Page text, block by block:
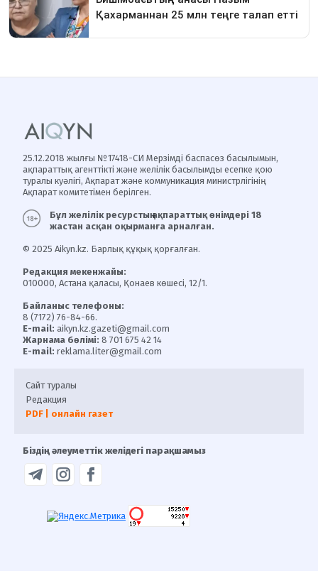
25.12.2018 жылғы №17418-СИ Мерзімді баспасөз басылымын,
ақпараттық агенттікті және желілік басылымды есепке қою
туралы куәлігі, Ақпарат және коммуникация министрлігінің
Ақпарат комитетімен берілген.
Бұл желілік ресурстың ақпараттық өнімдері 18
жастан асқан оқырманға арналған.
© 2025 Aikyn.kz. Барлық құқық қорғалған.
Редакция мекенжайы:
010000, Астана қаласы, Қонаев көшесі, 12/1.
Байланыс телефоны:
8 (7172) 76-84-66.
E-mail: aikyn.kz.gazeti@gmail.com
Жарнама бөлімі: 8 701 675 42 14
E-mail: reklama.liter@gmail.com
Сайт туралы
Редакция
PDF | онлайн газет
Біздің әлеуметтік желідегі парақшамыз